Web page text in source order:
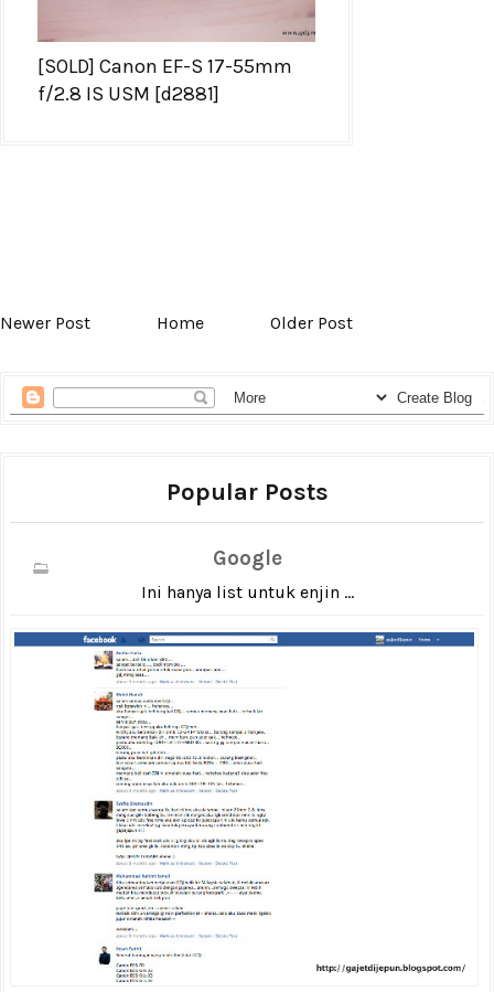
[SOLD] Canon EF-S 17-55mm
f/2.8 IS USM [d2881]
Newer Post Home Older Post
Popular Posts
Google
Ini hanya list untuk enjin ...